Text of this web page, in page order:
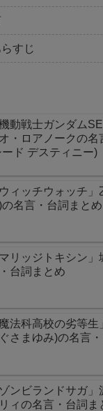
すじ
機動戦士ガンダム
・ロアノークの名
ード デスティニー)
ウィッチウォッチ
)の名言・台詞まとめ
マリッジトキシン
台詞まとめ
魔法科高校の劣等
さまゆみ)の名言
ゾンビランドサガ」
ィの名言・台詞ま